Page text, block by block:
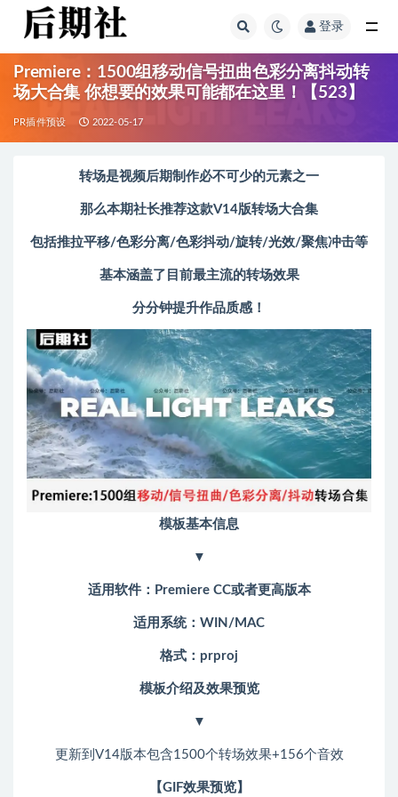
登录
Premiere：1500组移动信号扭曲色彩分离抖动转
场大合集 你想要的效果可能都在这里！【523】
PR插件预设 2022-05-17
转场是视频后期制作必不可少的元素之一
那么本期社长推荐这款V14版转场大合集
包括推拉平移/色彩分离/色彩抖动/旋转/光效/聚焦冲击等
基本涵盖了目前最主流的转场效果
分分钟提升作品质感！
模板基本信息
▼
适用软件：Premiere CC或者更高版本
适用系统：WIN/MAC
格式：prproj
模板介绍及效果预览
▼
更新到V14版本包含1500个转场效果+156个音效
【GIF效果预览】